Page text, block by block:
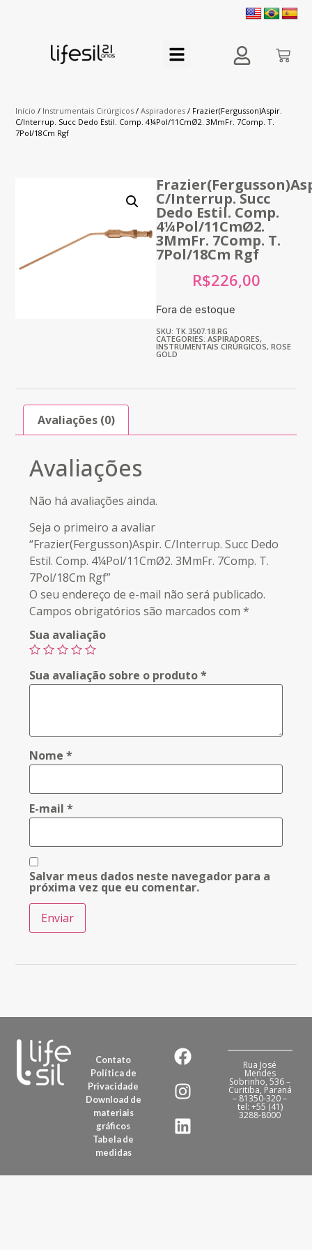
Início / Instrumentais Cirúrgicos /Aspiradores / Frazier(Fergusson)Aspir.
C/Interrup. Succ Dedo Estil. Comp. 4¼Pol/11CmØ2. 3MmFr. 7Comp. T.
7Pol/18Cm Rgf
C/Interrup. Succ
Dedo Estil. Comp.
4¼Pol/11CmØ2.
3MmFr. 7Comp. T.
7Pol/18Cm Rgf
R$226,00
Fora de estoque
SKU: TK.3507.18.RG
CATEGORIES: ASPIRADORES,
INSTRUMENTAIS CIRÚRGICOS, ROSE
GOLD
Avaliações (0)
Avaliações
Não há avaliações ainda.
Seja o primeiro a avaliar
“Frazier(Fergusson)Aspir. C/Interrup. Succ Dedo
Estil. Comp. 4¼Pol/11CmØ2. 3MmFr. 7Comp. T.
7Pol/18Cm Rgf”
O seu endereço de e-mail não será publicado.
Campos obrigatórios são marcados com*
Sua avaliação
Sua avaliação sobre o produto*
Nome*
E-mail*
Salvar meus dados neste navegador para a
próxima vez que eu comentar.
Contato
Política de
Privacidade
Download de
materiais
gráficos
Tabela de
medidas
Rua José
Mendes
Sobrinho, 536 –
Curitiba, Paraná
– 81350-320 –
tel: +55 (41)
3288-8000